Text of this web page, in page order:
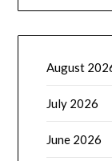
August
July 2026
June 2026